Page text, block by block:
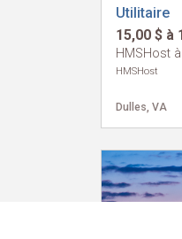
Utilitaire
15,00 $ à
HMSHost
Dulles, VA